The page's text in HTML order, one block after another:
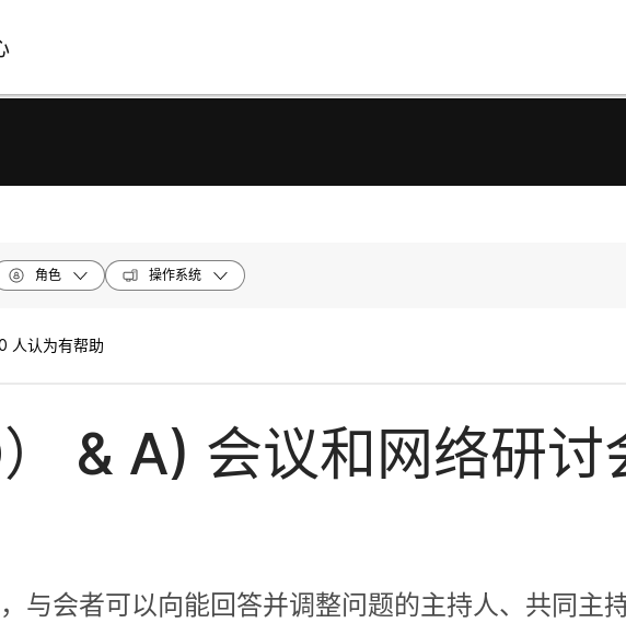
角色 操作系统
人认为有帮助
& A) 会议和网络研讨
与会者可以向能回答并调整问题的主持人、共同主